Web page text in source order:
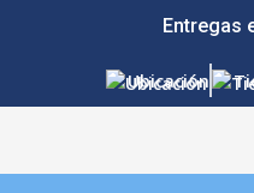
Entregas
Ubicación